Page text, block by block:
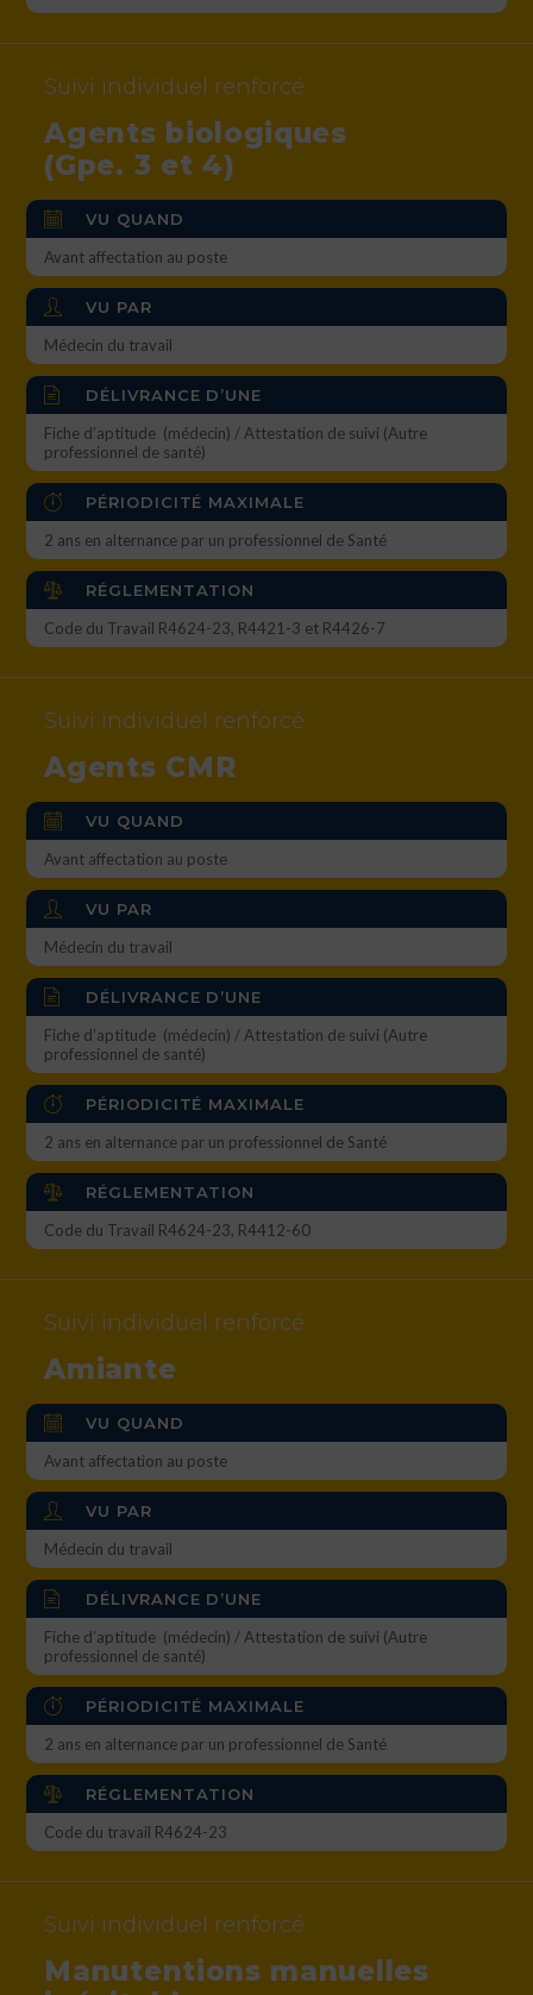
Suivi individuel renforcé
Agents biologiques
(Gpe. 3 et 4)
VU QUAND
Avant affectation au poste
VU PAR
Médecin du travail
DÉLIVRANCE D’UNE
Fiche d’aptitude (médecin) / Attestation de suivi (Autre
professionnel de santé)
PÉRIODICITÉ MAXIMALE
2 ans en alternance par un professionnel de Santé
RÉGLEMENTATION
Code du Travail R4624-23, R4421-3 et R4426-7
Suivi individuel renforcé
Agents CMR
VU QUAND
Avant affectation au poste
VU PAR
Médecin du travail
DÉLIVRANCE D’UNE
Fiche d’aptitude (médecin) / Attestation de suivi (Autre
professionnel de santé)
PÉRIODICITÉ MAXIMALE
2 ans en alternance par un professionnel de Santé
RÉGLEMENTATION
Code du Travail R4624-23, R4412-60
Suivi individuel renforcé
Amiante
VU QUAND
Avant affectation au poste
VU PAR
Médecin du travail
DÉLIVRANCE D’UNE
Fiche d’aptitude (médecin) / Attestation de suivi (Autre
professionnel de santé)
PÉRIODICITÉ MAXIMALE
2 ans en alternance par un professionnel de Santé
RÉGLEMENTATION
Code du travail R4624-23
Suivi individuel renforcé
Manutentions manuelles